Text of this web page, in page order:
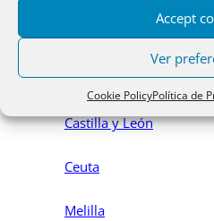
Accept
Ver
Cookie PolicyPolítica de
Canarias.
Extremadura
Castilla y León
Ceuta
Melilla